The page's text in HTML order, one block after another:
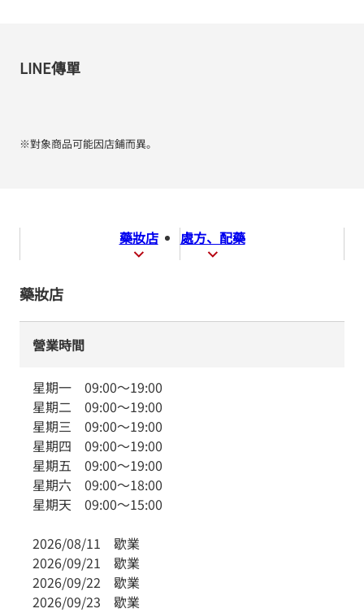
LINE傳單
※對象商品可能因店鋪而異。
藥妝店 處方、配藥
藥妝店
營業時間
星期一 09:00～19:00
星期二 09:00～19:00
星期三 09:00～19:00
星期四 09:00～19:00
星期五 09:00～19:00
星期六 09:00～18:00
星期天 09:00～15:00
2026/08/11 歇業
2026/09/21 歇業
2026/09/22 歇業
2026/09/23 歇業